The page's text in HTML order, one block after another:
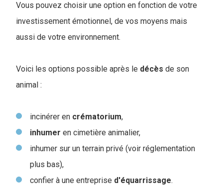
Vous pouvez choisir une option en fonction de votre
investissement émotionnel, de vos moyens mais
aussi de votre environnement.
Voici les options possible après le décès de son
animal :
incinérer en crématorium,
inhumer en cimetière animalier,
inhumer sur un terrain privé (voir réglementation
plus bas),
confier à une entreprise d'équarrissage.